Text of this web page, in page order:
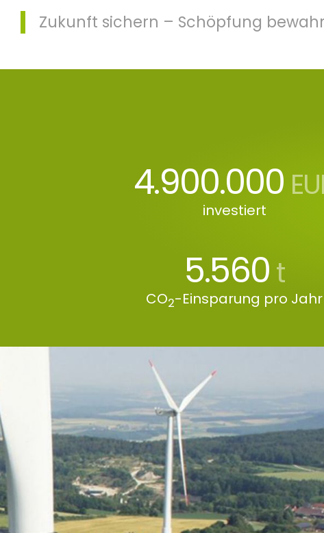
Zukunft sichern – Schöpfung
4.900.000
investiert
5.560t
CO2-Einsparung pro Jahr